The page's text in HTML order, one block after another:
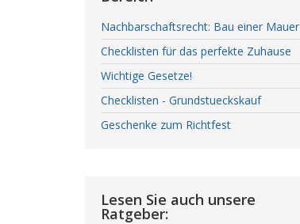
Nachbarschaftsrecht: Bau einer Mauer
Checklisten für das perfekte Zuhause
Wichtige Gesetze!
Checklisten - Grundstueckskauf
Geschenke zum Richtfest
Lesen Sie auch unsere
Ratgeber: